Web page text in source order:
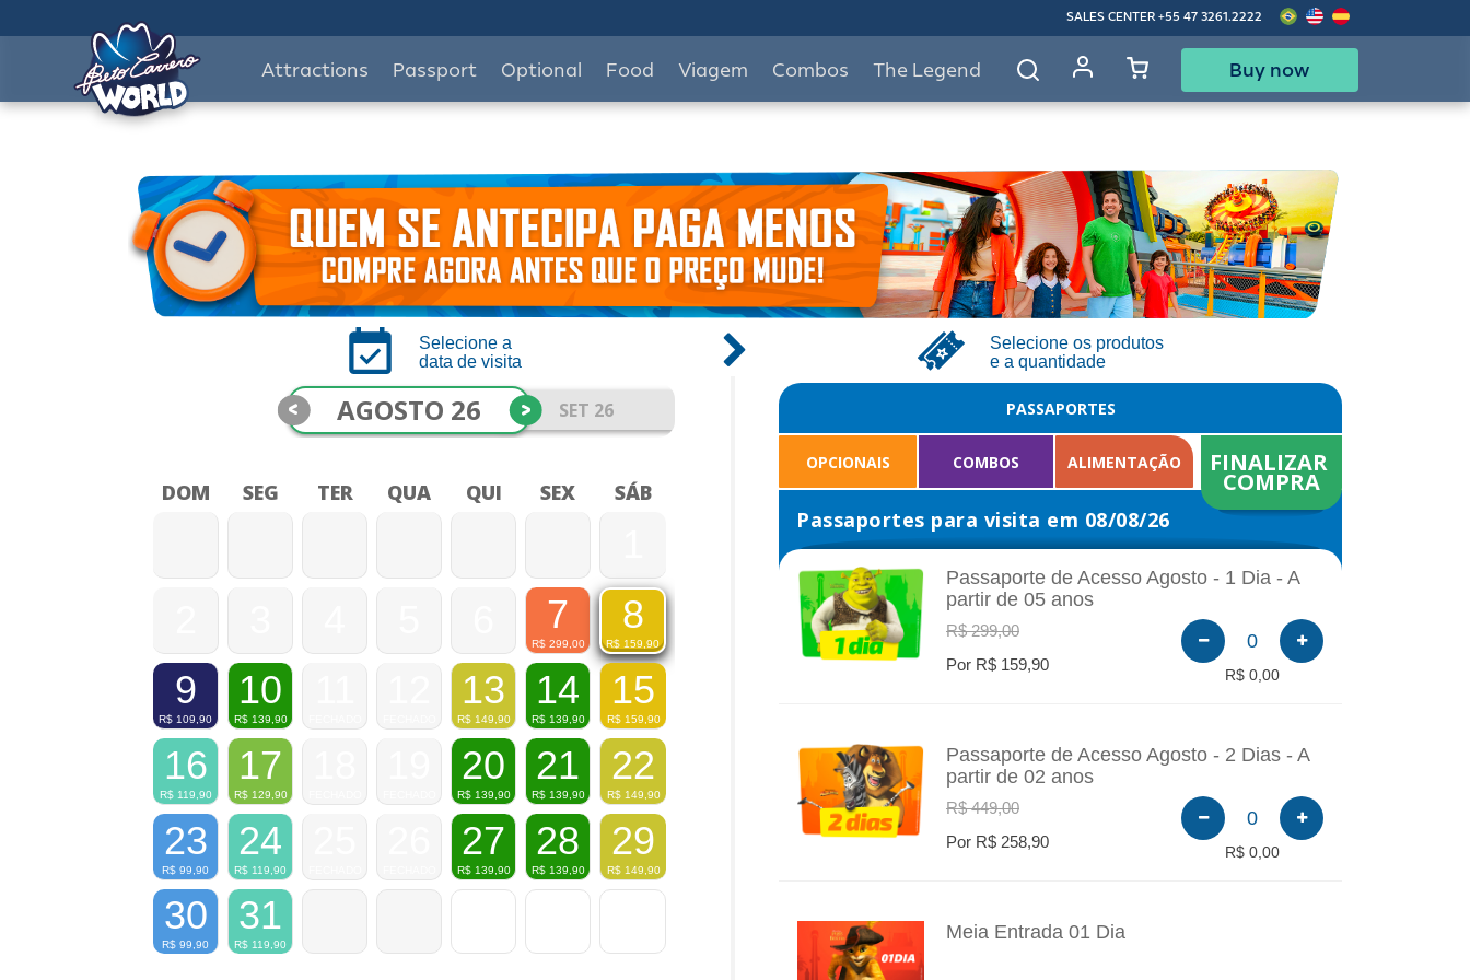
SALES CENTER +55 47 3261.2222
Attractions Passport Optional Food Viagem Combos The Legend Buy now
Selecione a
data de visita
Selecione os produtos
e a quantidade
AGOSTO 26 SET 26
< >
DOM SEG TER QUA QUI SEX SÁB
7
R$ 299,00
8
R$ 159,90
9
R$ 109,90
10
R$ 139,90
13
R$ 149,90
14
R$ 139,90
15
R$ 159,90
16
R$ 119,90
17
R$ 129,90
20
R$ 139,90
21
R$ 139,90
22
R$ 149,90
23
R$ 99,90
24
R$ 119,90
27
R$ 139,90
28
R$ 139,90
29
R$ 149,90
30
R$ 99,90
31
R$ 119,90
PASSAPORTES
OPCIONAIS COMBOS ALIMENTAÇÃO FINALIZAR
COMPRA
Passaportes para visita em 08/08/26
INFO
Passaporte de Acesso Agosto - 1 Dia - A
partir de 05 anos
R$ 299,00
Por R$ 159,90
0
R$ 0,00
INFO
Passaporte de Acesso Agosto - 2 Dias - A
partir de 02 anos
R$ 449,00
Por R$ 258,90
0
R$ 0,00
INFO
Meia Entrada 01 Dia